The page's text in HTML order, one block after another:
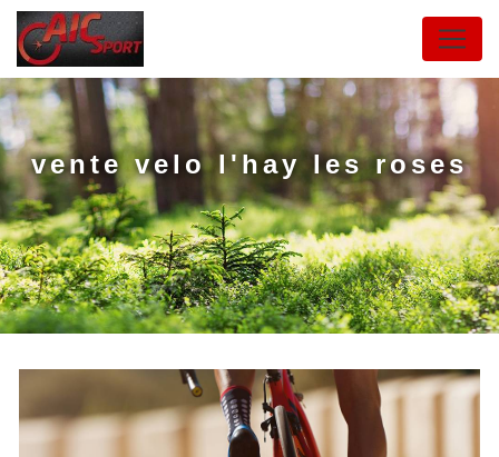
vente velo l'hay les roses
Panneau de gestion des cookies